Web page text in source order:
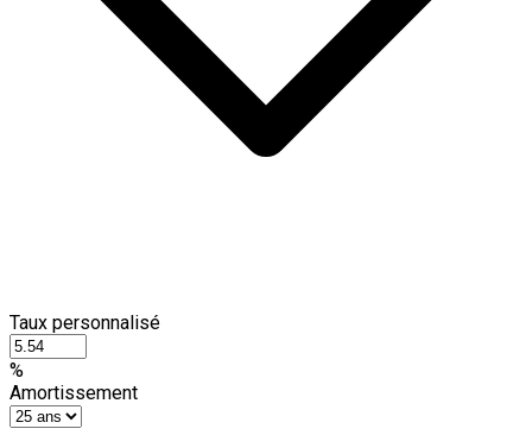
Taux personnalisé
%
Amortissement